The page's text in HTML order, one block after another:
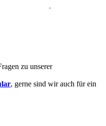
zu unserer
, gerne sind wir auch für ein